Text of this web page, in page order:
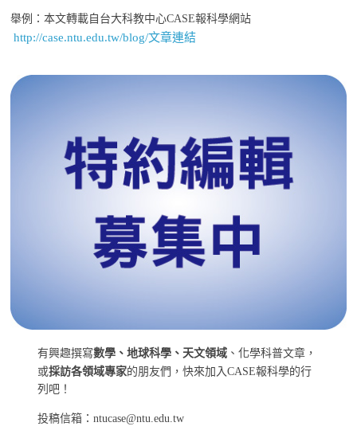
舉例：本文轉載自台大科教中心CASE報科學網站
http://case.ntu.edu.tw/blog/文章連結
有興趣撰寫數學、地球科學、天文領域 、化學科普文章，
或採訪各領域專家的朋友們，快來加入CASE報科學的行
列吧！
投稿信箱：ntucase@ntu.edu.tw